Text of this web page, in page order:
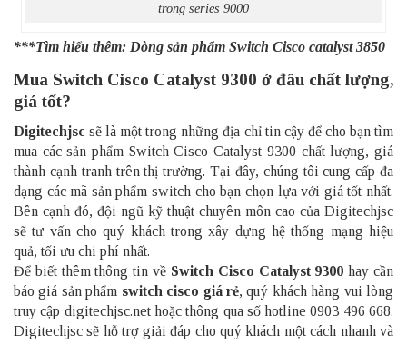
trong series 9000
***Tìm hiểu thêm: Dòng sản phẩm Switch Cisco catalyst 3850
Mua Switch Cisco Catalyst 9300 ở đâu chất lượng,
giá tốt?
Digitechjsc sẽ là một trong những địa chỉ tin cậy để cho bạn tìm
mua các sản phẩm Switch Cisco Catalyst 9300 chất lượng, giá
thành cạnh tranh trên thị trường. Tại đây, chúng tôi cung cấp đa
dạng các mã sản phẩm switch cho bạn chọn lựa với giá tốt nhất.
Bên cạnh đó, đội ngũ kỹ thuật chuyên môn cao của Digitechjsc
sẽ tư vấn cho quý khách trong xây dựng hệ thống mạng hiệu
quả, tối ưu chi phí nhất.
Để biết thêm thông tin về Switch Cisco Catalyst 9300 hay cần
báo giá sản phẩm switch cisco giá rẻ, quý khách hàng vui lòng
truy cập digitechjsc.net hoặc thông qua số hotline 0903 496 668.
Digitechjsc sẽ hỗ trợ giải đáp cho quý khách một cách nhanh và